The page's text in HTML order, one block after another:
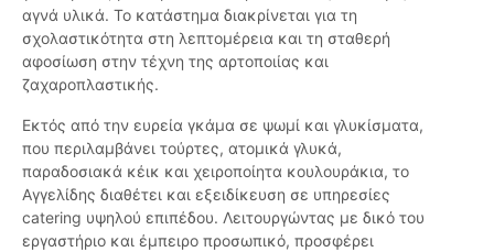
αγνά υλικά. Το κατάστημα διακρίνεται για τη
σχολαστικότητα στη λεπτομέρεια και τη σταθερή
αφοσίωση στην τέχνη της αρτοποιίας και
ζαχαροπλαστικής.
Εκτός από την ευρεία γκάμα σε ψωμί και γλυκίσματα,
που περιλαμβάνει τούρτες, ατομικά γλυκά,
παραδοσιακά κέικ και χειροποίητα κουλουράκια, το
Αγγελίδης διαθέτει και εξειδίκευση σε υπηρεσίες
catering υψηλού επιπέδου. Λειτουργώντας με δικό του
εργαστήριο και έμπειρο προσωπικό, προσφέρει